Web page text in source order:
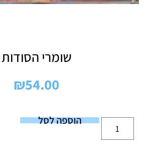
שומרי הסודות
₪54.00
הוספה לסל